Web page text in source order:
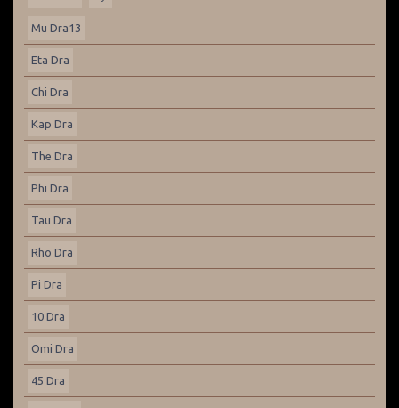
Mu Dra13
Eta Dra
Chi Dra
Kap Dra
The Dra
Phi Dra
Tau Dra
Rho Dra
Pi Dra
10 Dra
Omi Dra
45 Dra